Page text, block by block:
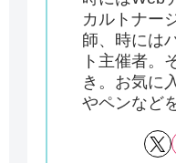
カルトナー
師、時には
ト主催者。
き。お気に
やペンなど